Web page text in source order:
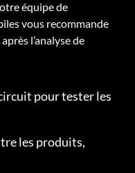
équipe de
vous recommande
l’analyse de
pour tester les
les produits,